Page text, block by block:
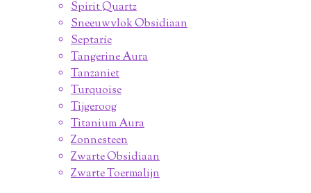
Spirit Quartz
Sneeuwvlok Obsidiaan
Septarie
Tangerine Aura
Tanzaniet
Turquoise
Tijgeroog
Titanium Aura
Zonnesteen
Zwarte Obsidiaan
Zwarte Toermalijn